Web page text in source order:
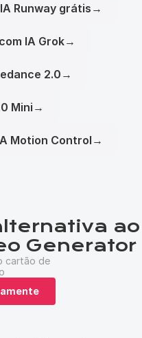
Runway grátis →
IA Grok→
2.0→
Mini →
Motion Control →
ao
Generator
cartão de